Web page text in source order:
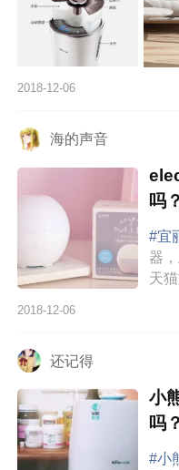
2018-12-06
海的声音
吗？
#宜
器
天
烛
2018-12-06
还记得
小
吗？
#小